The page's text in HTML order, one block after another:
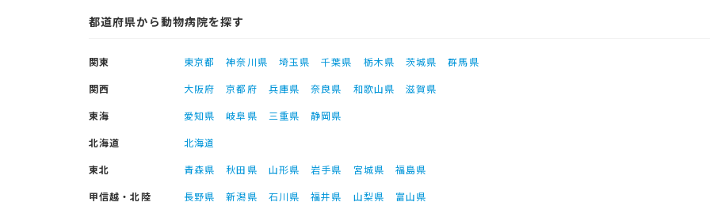
都道府県から動物病院を探す
関東 東京都 神奈川県 埼玉県 千葉県 栃木県 茨城県
群馬県
関西
大阪府 京都府 兵庫県 奈良県 和歌山県
滋賀県
東海
愛知県 岐阜県 三重県
静岡県
北海道
北海道
東北
青森県 秋田県 山形県 岩手県 宮城県
福島県
甲信越・北陸
長野県 新潟県 石川県 福井県 山梨県
富山県